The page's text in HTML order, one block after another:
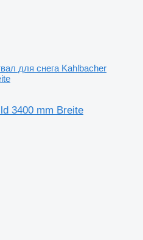
для снега Kahlbacher
3400 mm Breite